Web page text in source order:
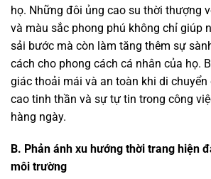
họ. Những đôi ủng cao su thời thượng
và màu sắc phong phú không chỉ giúp
sải bước mà còn làm tăng thêm sự
cách cho phong cách cá nhân của họ.
giác thoải mái và an toàn khi di chuyển
cao tinh thần và sự tự tin trong công
hàng ngày.
B. Phản ánh xu hướng thời trang hiện
môi trường